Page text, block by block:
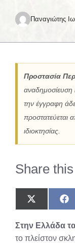
Παναγιώτης
Προστασία
αναδημοσίευση
την έγγραφη
προστατεύεται
ιδιοκτησίας.
Share
Share
on
(Twitter)
on
Στην Ελλάδα
το πλείστον